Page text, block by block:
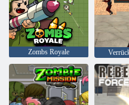
Zombs Royale